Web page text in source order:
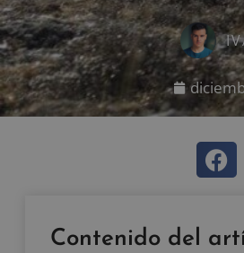
Contenido del